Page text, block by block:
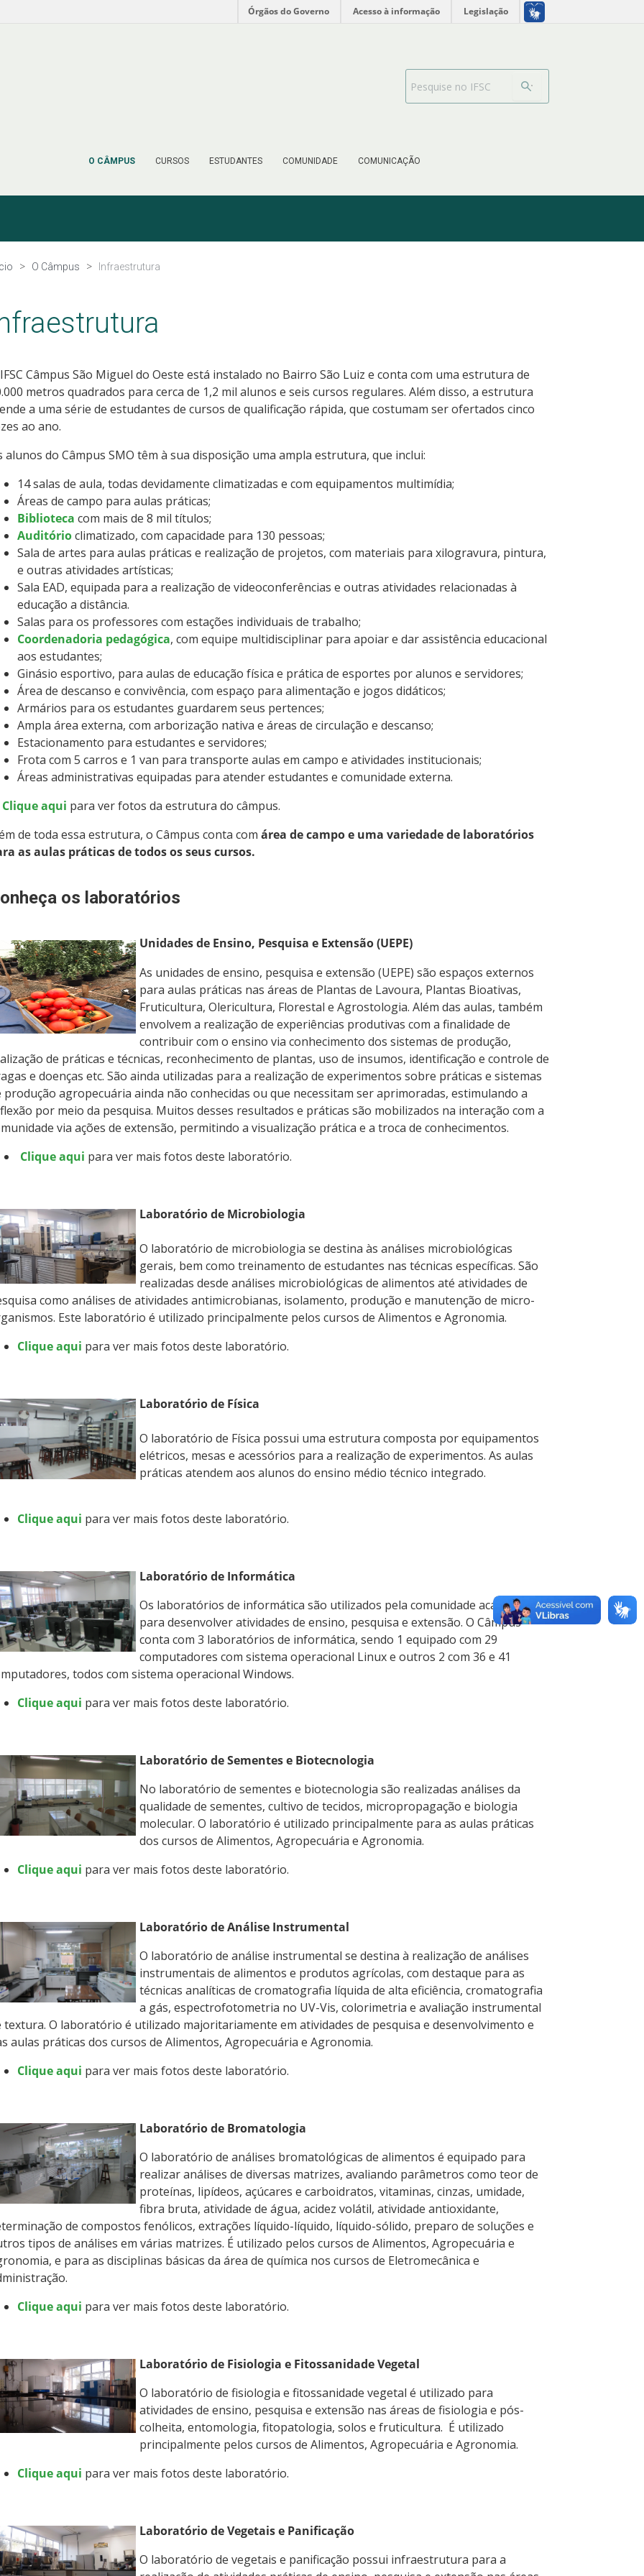
Órgãos do Governo Acesso à informação Legislação
O CÂMPUS CURSOS ESTUDANTES COMUNIDADE COMUNICAÇÃO
Barra de busca
O Câmpus Infraestrutura
Câmpus São Miguel do Oeste está instalado no Bairro São Luiz e conta com uma estrutura de
metros quadrados para cerca de 1,2 mil alunos e seis cursos regulares. Além disso, a estrutura
a uma série de estudantes de cursos de qualificação rápida, que costumam ser ofertados cinco
ao ano.
alunos do Câmpus SMO têm à sua disposição uma ampla estrutura, que inclui:
14 salas de aula, todas devidamente climatizadas e com equipamentos multimídia;
Áreas de campo para aulas práticas;
Biblioteca com mais de 8 mil títulos;
Auditórioclimatizado, com capacidade para 130 pessoas;
Sala de artes para aulas práticas e realização de projetos, com materiais para xilogravura, pintura,
e outras atividades artísticas;
Sala EAD, equipada para a realização de videoconferências e outras atividades relacionadas à
educação a distância.
Salas para os professores com estações individuais de trabalho;
Coordenadoria pedagógica, com equipe multidisciplinar para apoiar e dar assistência educacional
aos estudantes;
Ginásio esportivo, para aulas de educação física e prática de esportes por alunos e servidores;
Área de descanso e convivência, com espaço para alimentação e jogos didáticos;
Armários para os estudantes guardarem seus pertences;
Ampla área externa, com arborização nativa e áreas de circulação e descanso;
Estacionamento para estudantes e servidores;
Frota com 5 carros e 1 van para transporte aulas em campo e atividades institucionais;
Áreas administrativas equipadas para atender estudantes e comunidade externa.
Clique aqui para ver fotos da estrutura do câmpus.
de toda essa estrutura, o Câmpus conta com área de campo e uma variedade de laboratórios
as aulas práticas de todos os seus cursos.
os laboratórios
Unidades de Ensino, Pesquisa e Extensão (UEPE)
As unidades de ensino, pesquisa e extensão (UEPE) são espaços externos
para aulas práticas nas áreas de Plantas de Lavoura, Plantas Bioativas,
Fruticultura, Olericultura, Florestal e Agrostologia. Além das aulas, também
envolvem a realização de experiências produtivas com a finalidade de
contribuir com o ensino via conhecimento dos sistemas de produção,
de práticas e técnicas, reconhecimento de plantas, uso de insumos, identificação e controle de
e doenças etc. São ainda utilizadas para a realização de experimentos sobre práticas e sistemas
produção agropecuária ainda não conhecidas ou que necessitam ser aprimoradas, estimulando a
por meio da pesquisa. Muitos desses resultados e práticas são mobilizados na interação com a
via ações de extensão, permitindo a visualização prática e a troca de conhecimentos.
Clique aqui para ver mais fotos deste laboratório.
Laboratório de Microbiologia
O laboratório de microbiologia se destina às análises microbiológicas
gerais, bem como treinamento de estudantes nas técnicas específicas. São
realizadas desde análises microbiológicas de alimentos até atividades de
como análises de atividades antimicrobianas, isolamento, produção e manutenção de micro-
Este laboratório é utilizado principalmente pelos cursos de Alimentos e Agronomia.
Clique aqui para ver mais fotos deste laboratório.
Laboratório de Física
O laboratório de Física possui uma estrutura composta por equipamentos
elétricos, mesas e acessórios para a realização de experimentos. As aulas
práticas atendem aos alunos do ensino médio técnico integrado.
Clique aqui para ver mais fotos deste laboratório.
Laboratório de Informática
Os laboratórios de informática são utilizados pela comunidade acadêmica
para desenvolver atividades de ensino, pesquisa e extensão. O Câmpus
conta com 3 laboratórios de informática, sendo 1 equipado com 29
computadores com sistema operacional Linux e outros 2 com 36 e 41
todos com sistema operacional Windows.
Clique aqui para ver mais fotos deste laboratório.
Laboratório de Sementes e Biotecnologia
No laboratório de sementes e biotecnologia são realizadas análises da
qualidade de sementes, cultivo de tecidos, micropropagação e biologia
molecular. O laboratório é utilizado principalmente para as aulas práticas
dos cursos de Alimentos, Agropecuária e Agronomia.
Clique aqui para ver mais fotos deste laboratório.
Laboratório de Análise Instrumental
O laboratório de análise instrumental se destina à realização de análises
instrumentais de alimentos e produtos agrícolas, com destaque para as
técnicas analíticas de cromatografia líquida de alta eficiência, cromatografia
a gás, espectrofotometria no UV-Vis, colorimetria e avaliação instrumental
textura. O laboratório é utilizado majoritariamente em atividades de pesquisa e desenvolvimento e
aulas práticas dos cursos de Alimentos, Agropecuária e Agronomia.
Clique aqui para ver mais fotos deste laboratório.
Laboratório de Bromatologia
O laboratório de análises bromatológicas de alimentos é equipado para
realizar análises de diversas matrizes, avaliando parâmetros como teor de
proteínas, lipídeos, açúcares e carboidratos, vitaminas, cinzas, umidade,
fibra bruta, atividade de água, acidez volátil, atividade antioxidante,
de compostos fenólicos, extrações líquido-líquido, líquido-sólido, preparo de soluções e
tipos de análises em várias matrizes. É utilizado pelos cursos de Alimentos, Agropecuária e
e para as disciplinas básicas da área de química nos cursos de Eletromecânica e
Clique aqui para ver mais fotos deste laboratório.
Laboratório de Fisiologia e Fitossanidade Vegetal
O laboratório de fisiologia e fitossanidade vegetal é utilizado para
atividades de ensino, pesquisa e extensão nas áreas de fisiologia e pós-
colheita, entomologia, fitopatologia, solos e fruticultura. É utilizado
principalmente pelos cursos de Alimentos, Agropecuária e Agronomia.
Clique aqui para ver mais fotos deste laboratório.
Laboratório de Vegetais e Panificação
O laboratório de vegetais e panificação possui infraestrutura para a